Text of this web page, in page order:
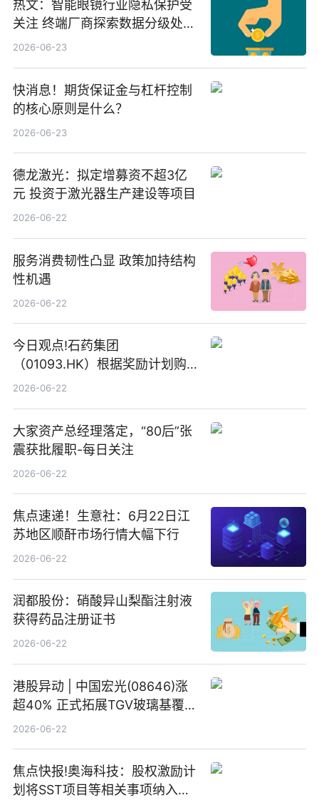
热文：智能眼镜行业隐私保护受
关注 终端厂商探索数据分级处理
等方案
2026-06-23
快消息！期货保证金与杠杆控制
的核心原则是什么？
2026-06-23
德龙激光：拟定增募资不超3亿
元 投资于激光器生产建设等项目
2026-06-22
服务消费韧性凸显 政策加持结构
性机遇
2026-06-22
今日观点!石药集团
（01093.HK）根据奖励计划购
回580万股
2026-06-22
大家资产总经理落定，“80后”张
震获批履职-每日关注
2026-06-22
焦点速递！生意社：6月22日江
苏地区顺酐市场行情大幅下行
2026-06-22
润都股份：硝酸异山梨酯注射液
获得药品注册证书
2026-06-22
港股异动 | 中国宏光(08646)涨
超40% 正式拓展TGV玻璃基覆铜
板新材料业务
2026-06-22
焦点快报!奥海科技：股权激励计
划将SST项目等相关事项纳入专